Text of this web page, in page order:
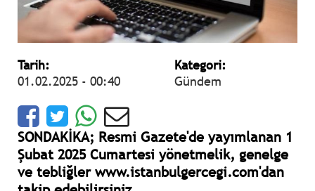
Tarih:
01.02.2025 - 00:40
Kategori:
Gündem
SONDAKİKA; Resmi Gazete'de yayımlanan 1
Şubat 2025 Cumartesi yönetmelik, genelge
ve tebliğler www.istanbulgercegi.com'dan